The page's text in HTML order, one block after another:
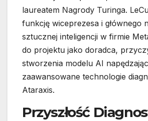
laureatem Nagrody Turinga.
funkcję wiceprezesa i głównego
sztucznej inteligencji w firmie
do projektu jako doradca,
stworzenia modelu AI
zaawansowane technologie
Ataraxis.
Przyszłość